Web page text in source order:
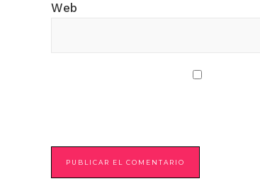
Web